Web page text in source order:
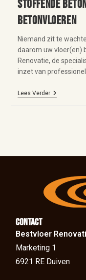
Stoffende
betonvloeren
Niemand zit te
daarom uw vloer(en)
Renovatie, de
inzet van
Lees Verder
Contact
Bestvloer
Marketing 1
6921 RE Duiven